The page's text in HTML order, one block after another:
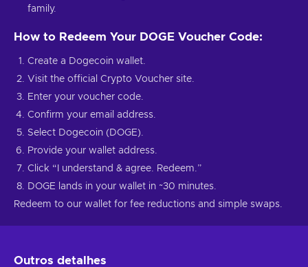
family.
How to Redeem Your DOGE Voucher Code:
Create a Dogecoin wallet.
Visit the official Crypto Voucher site.
Enter your voucher code.
Confirm your email address.
Select Dogecoin (DOGE).
Provide your wallet address.
Click “I understand & agree. Redeem.”
DOGE lands in your wallet in ~30 minutes.
Redeem to our wallet for fee reductions and simple swaps.
Outros detalhes